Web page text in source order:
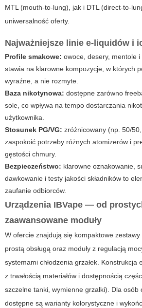
MTL (mouth-to-lung), jak i DTL (direct-to-
uniwersalność oferty.
Najważniejsze linie e-liquidów i
Profile smakowe: owoce, desery, mentole
stawia na klarowne kompozycje, w których
wyraźne, a nie rozmyte.
Baza nikotynowa: dostępne zarówno
sole, co wpływa na tempo dostarczania
użytkownika.
Stosunek PG/VG: zróżnicowany (np. 50/
zaspokoić potrzeby różnych atomizerów i
gęstości chmury.
Bezpieczeństwo: klarowne oznakowanie,
dawkowanie i testy jakości składników to
zaufanie odbiorców.
Urządzenia IBVape — od
zaawansowane moduły
W ofercie znajdują się kompaktowe
prostą obsługą oraz moduły z regulacją
systemami chłodzenia grzałek. Konstrukcja
z trwałością materiałów i dostępnością
szczelne tanki, wymienne grzałki). Dla osób
dostępne są warianty kolorystyczne i